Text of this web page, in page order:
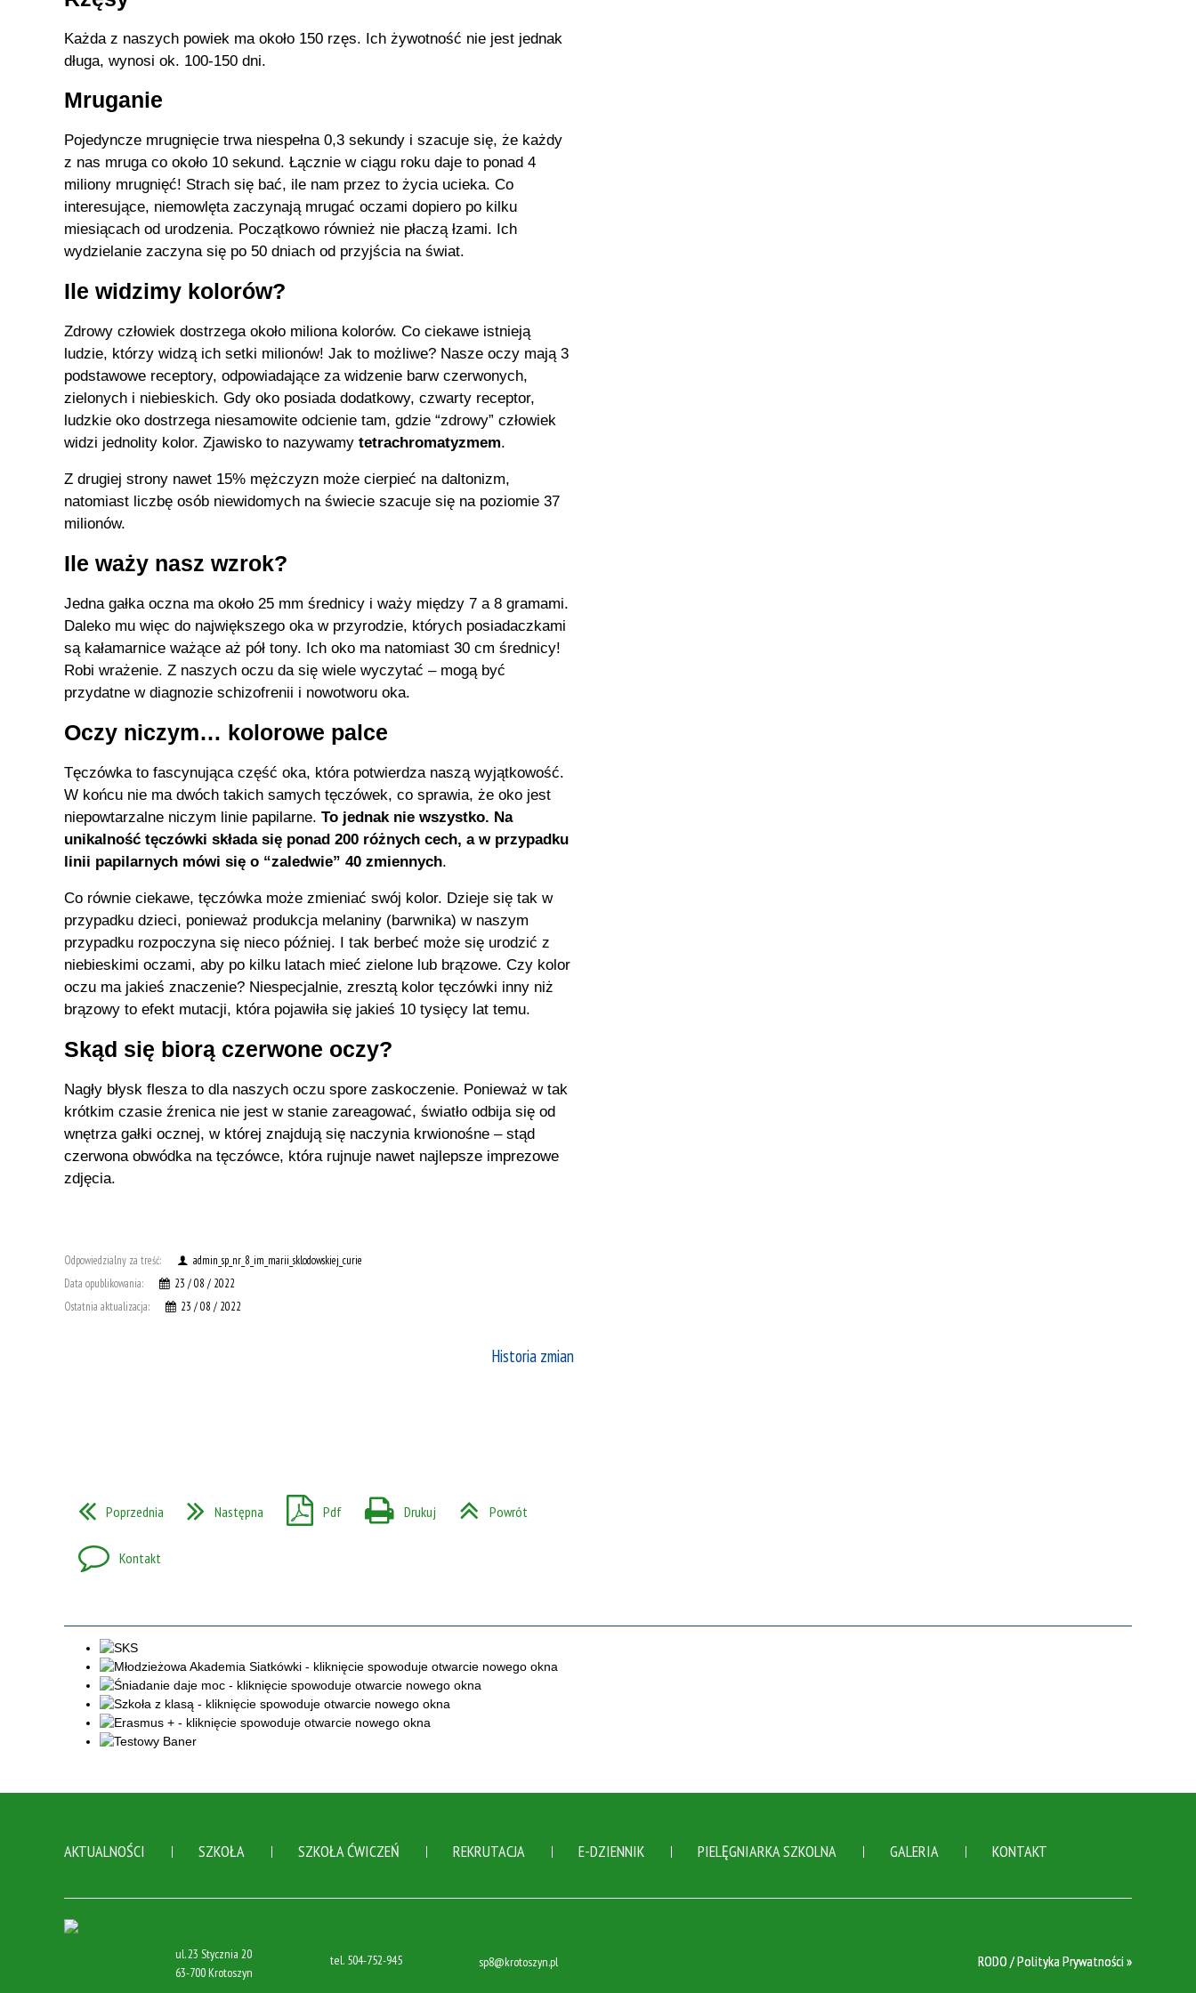
Każda z naszych powiek ma około 150 rzęs. Ich żywotność nie jest jednak
długa, wynosi ok. 100-150 dni.
Mruganie
Pojedyncze mrugnięcie trwa niespełna 0,3 sekundy i szacuje się, że każdy
z nas mruga co około 10 sekund. Łącznie w ciągu roku daje to ponad 4
miliony mrugnięć! Strach się bać, ile nam przez to życia ucieka. Co
interesujące, niemowlęta zaczynają mrugać oczami dopiero po kilku
miesiącach od urodzenia. Początkowo również nie płaczą łzami. Ich
wydzielanie zaczyna się po 50 dniach od przyjścia na świat.
Ile widzimy kolorów?
Zdrowy człowiek dostrzega około miliona kolorów. Co ciekawe istnieją
ludzie, którzy widzą ich setki milionów! Jak to możliwe? Nasze oczy mają 3
podstawowe receptory, odpowiadające za widzenie barw czerwonych,
zielonych i niebieskich. Gdy oko posiada dodatkowy, czwarty receptor,
ludzkie oko dostrzega niesamowite odcienie tam, gdzie “zdrowy” człowiek
widzi jednolity kolor. Zjawisko to nazywamy tetrachromatyzmem.
Z drugiej strony nawet 15% mężczyzn może cierpieć na daltonizm,
natomiast liczbę osób niewidomych na świecie szacuje się na poziomie 37
milionów.
Ile waży nasz wzrok?
Jedna gałka oczna ma około 25 mm średnicy i waży między 7 a 8 gramami.
Daleko mu więc do największego oka w przyrodzie, których posiadaczkami
są kałamarnice ważące aż pół tony. Ich oko ma natomiast 30 cm średnicy!
Robi wrażenie. Z naszych oczu da się wiele wyczytać – mogą być
przydatne w diagnozie schizofrenii i nowotworu oka.
Oczy niczym… kolorowe palce
Tęczówka to fascynująca część oka, która potwierdza naszą wyjątkowość.
W końcu nie ma dwóch takich samych tęczówek, co sprawia, że oko jest
niepowtarzalne niczym linie papilarne. To jednak nie wszystko. Na
unikalność tęczówki składa się ponad 200 różnych cech, a w przypadku
linii papilarnych mówi się o “zaledwie” 40 zmiennych.
Co równie ciekawe, tęczówka może zmieniać swój kolor. Dzieje się tak w
przypadku dzieci, ponieważ produkcja melaniny (barwnika) w naszym
przypadku rozpoczyna się nieco później. I tak berbeć może się urodzić z
niebieskimi oczami, aby po kilku latach mieć zielone lub brązowe. Czy kolor
oczu ma jakieś znaczenie? Niespecjalnie, zresztą kolor tęczówki inny niż
brązowy to efekt mutacji, która pojawiła się jakieś 10 tysięcy lat temu.
Skąd się biorą czerwone oczy?
Nagły błysk flesza to dla naszych oczu spore zaskoczenie. Ponieważ w tak
krótkim czasie źrenica nie jest w stanie zareagować, światło odbija się od
wnętrza gałki ocznej, w której znajdują się naczynia krwionośne – stąd
czerwona obwódka na tęczówce, która rujnuje nawet najlepsze imprezowe
zdjęcia.
Odpowiedzialny za treść:
admin_sp_nr_8_im_marii_sklodowskiej_curie
Data opublikowania:
23 / 08 / 2022
Ostatnia aktualizacja:
23 / 08 / 2022
Historia zmian
Poprzednia Następna Pdf Drukuj Powrót
Kontakt
AKTUALNOŚCI SZKOŁA SZKOŁA ĆWICZEŃ REKRUTACJA E-DZIENNIK PIELĘGNIARKA SZKOLNA GALERIA KONTAKT
ul. 23 Stycznia 20
63-700 Krotoszyn
tel. 504-752-945 sp8@krotoszyn.pl RODO / Polityka Prywatności »